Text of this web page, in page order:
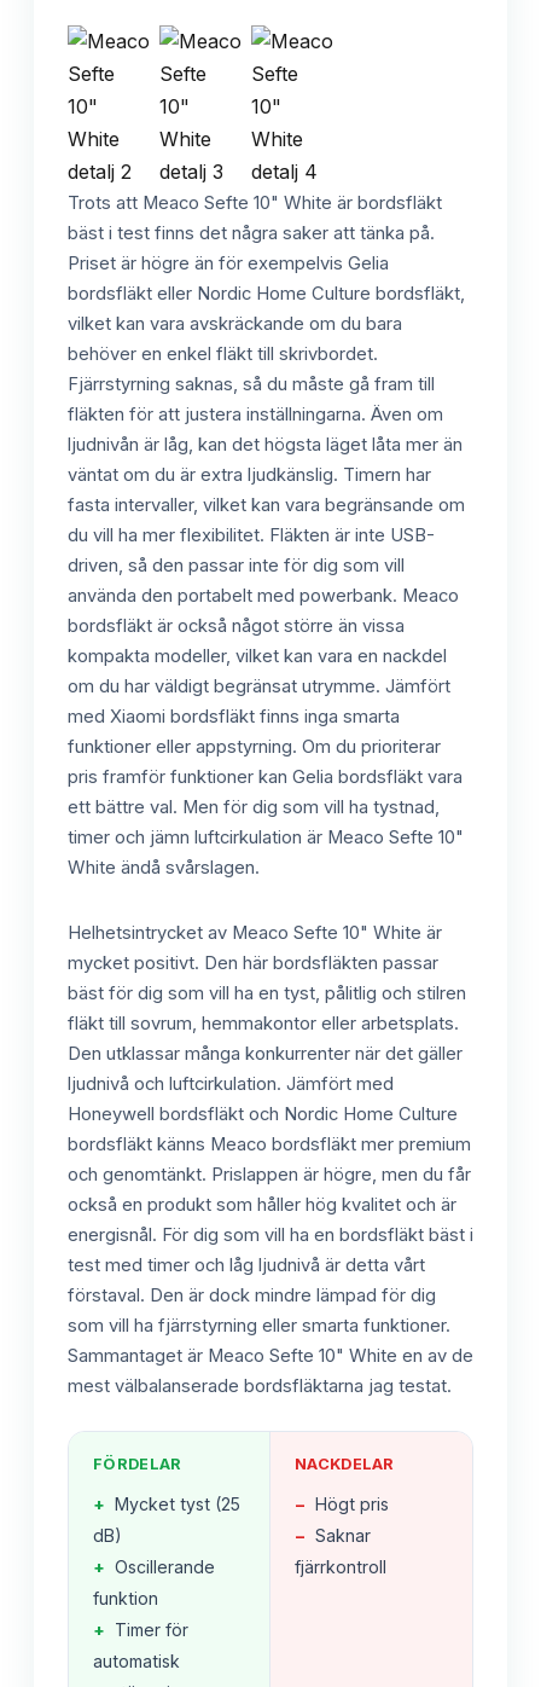
Trots att Meaco Sefte 10" White är bordsfläkt
bäst i test finns det några saker att tänka på.
Priset är högre än för exempelvis Gelia
bordsfläkt eller Nordic Home Culture bordsfläkt,
vilket kan vara avskräckande om du bara
behöver en enkel fläkt till skrivbordet.
Fjärrstyrning saknas, så du måste gå fram till
fläkten för att justera inställningarna. Även om
ljudnivån är låg, kan det högsta läget låta mer än
väntat om du är extra ljudkänslig. Timern har
fasta intervaller, vilket kan vara begränsande om
du vill ha mer flexibilitet. Fläkten är inte USB-
driven, så den passar inte för dig som vill
använda den portabelt med powerbank. Meaco
bordsfläkt är också något större än vissa
kompakta modeller, vilket kan vara en nackdel
om du har väldigt begränsat utrymme. Jämfört
med Xiaomi bordsfläkt finns inga smarta
funktioner eller appstyrning. Om du prioriterar
pris framför funktioner kan Gelia bordsfläkt vara
ett bättre val. Men för dig som vill ha tystnad,
timer och jämn luftcirkulation är Meaco Sefte 10"
White ändå svårslagen.
Helhetsintrycket av Meaco Sefte 10" White är
mycket positivt. Den här bordsfläkten passar
bäst för dig som vill ha en tyst, pålitlig och stilren
fläkt till sovrum, hemmakontor eller arbetsplats.
Den utklassar många konkurrenter när det gäller
ljudnivå och luftcirkulation. Jämfört med
Honeywell bordsfläkt och Nordic Home Culture
bordsfläkt känns Meaco bordsfläkt mer premium
och genomtänkt. Prislappen är högre, men du får
också en produkt som håller hög kvalitet och är
energisnål. För dig som vill ha en bordsfläkt bäst i
test med timer och låg ljudnivå är detta vårt
förstaval. Den är dock mindre lämpad för dig
som vill ha fjärrstyrning eller smarta funktioner.
Sammantaget är Meaco Sefte 10" White en av de
mest välbalanserade bordsfläktarna jag testat.
FÖRDELAR
+ Mycket tyst (25
dB)
+ Oscillerande
funktion
+ Timer för
automatisk
NACKDELAR
− Högt pris
− Saknar
fjärrkontroll